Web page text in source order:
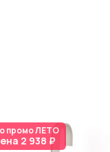
промоЛЕТО
2 938 ₽